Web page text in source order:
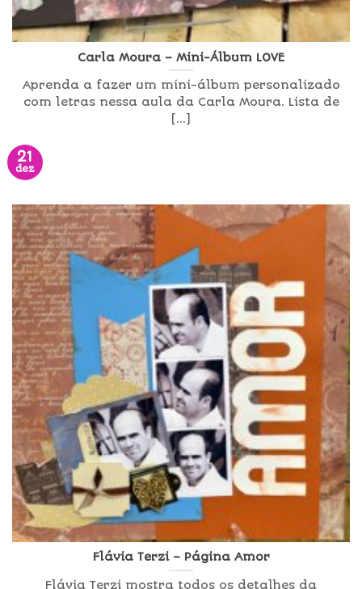
Carla Moura – Mini-Álbum LOVE
Aprenda a fazer um mini-álbum personalizado
com letras nessa aula da Carla Moura. Lista de
[...]
21
dez
Flávia Terzi – Página Amor
Flávia Terzi mostra todos os detalhes da